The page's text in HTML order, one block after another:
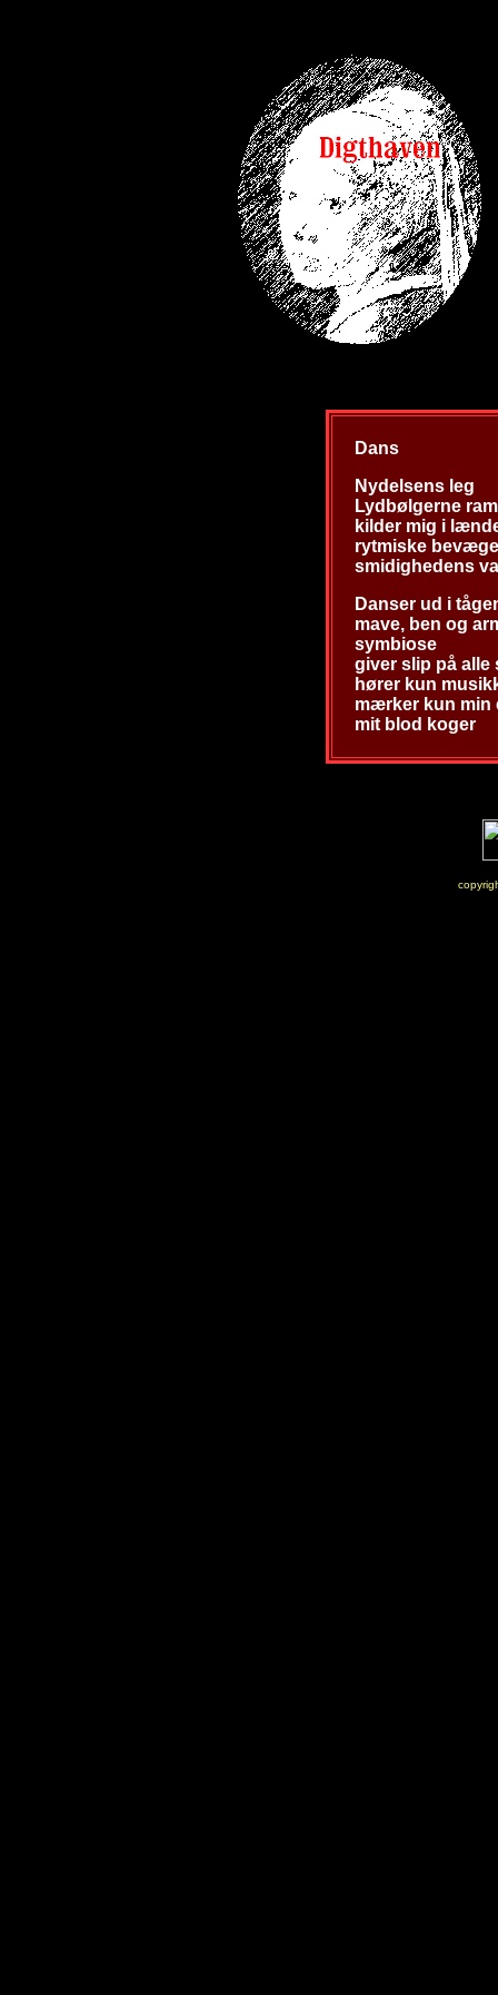
Dans
Nydelsens leg
Lydbølgerne
kilder mig i
rytmiske
smidighedens
Danser ud i
mave, ben og
symbiose
giver slip på
hører kun
mærker kun min
mit blod koger